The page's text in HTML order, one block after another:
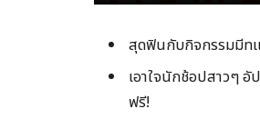
สุดฟินกับกิจกรรมมีท
เอาใจนักช้อปสาวๆ อั
ฟรี!